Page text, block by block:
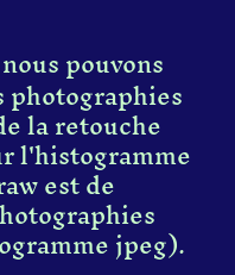
nous pouvons
la retouche
l'histogramme
est de
jpeg).